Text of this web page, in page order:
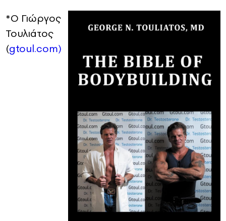
*Ο Γιώργος
Τουλιάτος
(gtoul.com)